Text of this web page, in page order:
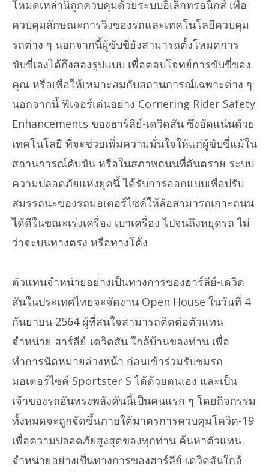
โหมดเหล่านี้ถูกควบคุมด้วยระบบอิเล็กทรอนิกส์ เพื่อ
ควบคุมลักษณะการวิ่งของรถและเทคโนโลยีควบคุม
รถต่าง ๆ นอกจากนี้ผู้ขับขี่ยังสามารถตั้งโหมดการ
ขับขี่เองได้ถึงสองรูปแบบ เพื่อตอบโจทย์การขับขี่ของ
คุณ หรือเพื่อให้เหมาะสมกับสถานการณ์เฉพาะต่าง ๆ
นอกจากนี้ ฟีเจอร์เด่นอย่าง Cornering Rider Safety
Enhancements ของฮาร์ลีย์-เดวิดสัน ซึ่งอัดแน่นด้วย
เทคโนโลยี ที่จะช่วยเพิ่มความมั่นใจให้แก่ผู้ขับขี่แม้ใน
สถานการณ์คับขัน หรือในสภาพถนนที่อันตราย ระบบ
ความปลอดภัยแห่งยุคนี้ ได้รับการออกแบบเพื่อปรับ
สมรรถนะของรถมอเตอร์ไซค์ให้ล้อสามารถเกาะถนน
ได้ดีในขณะเร่งเครื่อง เบาเครื่อง ไปจนถึงหยุดรถ ไม่
ว่าจะบนทางตรง หรือทางโค้ง
ตัวแทนจำหน่ายอย่างเป็นทางการของฮาร์ลีย์-เดวิด
สันในประเทศไทยจะจัดงาน Open House ในวันที่ 4
กันยายน 2564 ผู้ที่สนใจสามารถติดต่อตัวแทน
จำหน่าย ฮาร์ลีย์-เดวิดสัน ใกล้บ้านของท่าน เพื่อ
ทำการนัดหมายล่วงหน้า ก่อนเข้าร่วมรับชมรถ
มอเตอร์ไซค์ Sportster S ได้ด้วยตนเอง และเป็น
เจ้าของรถอันทรงพลังคันนี้เป็นคนแรก ๆ โดยกิจกรรม
ทั้งหมดจะถูกจัดขึ้นภายใต้มาตรการควบคุมโควิด-19
เพื่อความปลอดภัยสูงสุดของทุกท่าน ค้นหาตัวแทน
จำหน่ายอย่างเป็นทางการของฮาร์ลีย์-เดวิดสันใกล้